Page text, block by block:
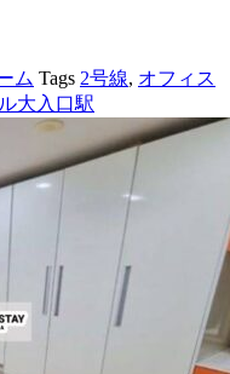
ム Tags 2号線, オフィス
大入口駅